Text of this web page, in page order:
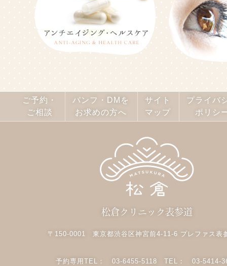
ご予約・
ご相談
パンフ・DMを
お求めの方へ
サイト
マップ
プライバ
ポリシ
松倉クリニック表参道
〒150-0001 東京都渋谷区神宮前4-11-6 プレファス表
予約専用TEL：03-6455-5118 TEL：03-5414-